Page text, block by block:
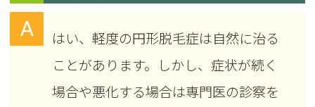
A
はい、軽度の円形脱毛症は自然に治る
ことがあります。しかし、症状が続く
場合や悪化する場合は専門医の診察を